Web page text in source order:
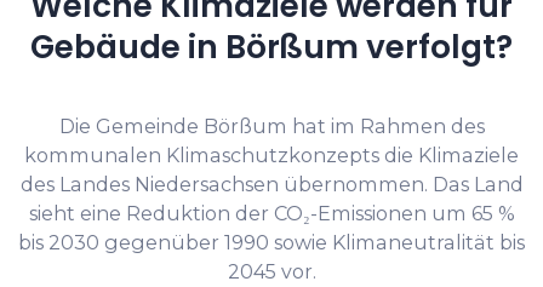
Gebäude in Börßum verfolgt?
Die Gemeinde Börßum hat im Rahmen des
kommunalen Klimaschutzkonzepts die Klimaziele
des Landes Niedersachsen übernommen. Das Land
sieht eine Reduktion der CO₂-Emissionen um 65 %
bis 2030 gegenüber 1990 sowie Klimaneutralität bis
2045 vor.